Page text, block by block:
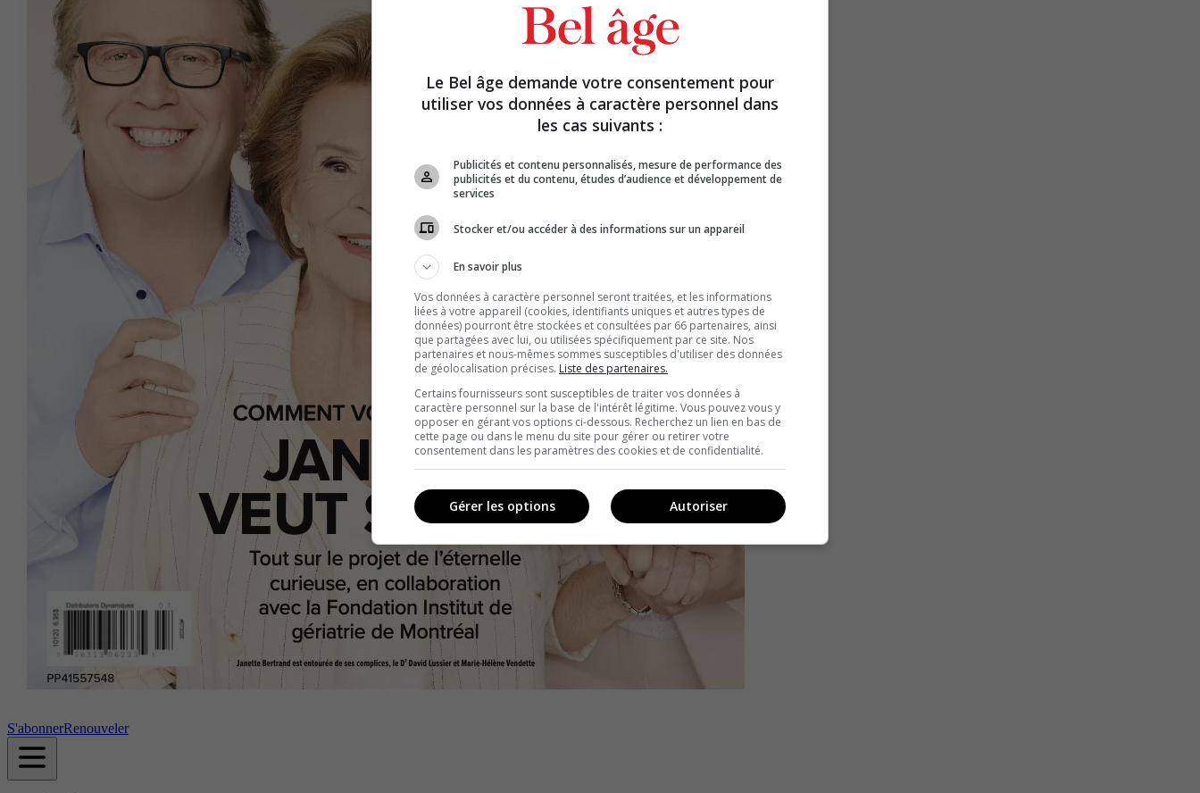
S'abonnerRenouveler
Le Bel âge demande votre consentement pour
utiliser vos données à caractère personnel dans
les cas suivants :
Publicités et contenu personnalisés, mesure de performance des
publicités et du contenu, études d’audience et développement de
services
Stocker et/ou accéder à des informations sur un appareil
En savoir plus
Vos données à caractère personnel seront traitées, et les informations
liées à votre appareil (cookies, identifiants uniques et autres types de
données) pourront être stockées et consultées par 66 partenaires, ainsi
que partagées avec lui, ou utilisées spécifiquement par ce site. Nos
partenaires et nous-mêmes sommes susceptibles d'utiliser des données
de géolocalisation précises. Liste des partenaires.
Certains fournisseurs sont susceptibles de traiter vos données à
caractère personnel sur la base de l'intérêt légitime. Vous pouvez vous y
opposer en gérant vos options ci-dessous. Recherchez un lien en bas de
cette page ou dans le menu du site pour gérer ou retirer votre
consentement dans les paramètres des cookies et de confidentialité.
Autoriser
Gérer les options